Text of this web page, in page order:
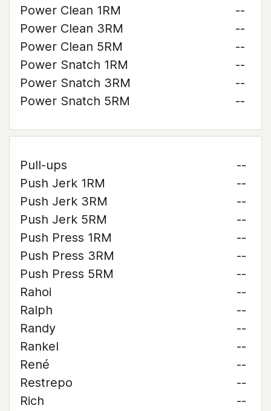
Power Clean 1RM
--
Power Clean 3RM
--
Power Clean 5RM
--
Power Snatch 1RM
--
Power Snatch 3RM
--
Power Snatch 5RM
--
Pull-ups
--
Push Jerk 1RM
--
Push Jerk 3RM
--
Push Jerk 5RM
--
Push Press 1RM
--
Push Press 3RM
--
Push Press 5RM
--
Rahoi
--
Ralph
--
Randy
--
Rankel
--
René
--
Restrepo
--
Rich
--